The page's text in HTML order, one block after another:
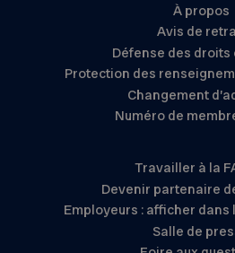
À propos
Avis de
Défense des
Protection des
Changement
Numéro de
Travailler à la
Devenir partenaire
Employeurs : afficher dans
Salle de